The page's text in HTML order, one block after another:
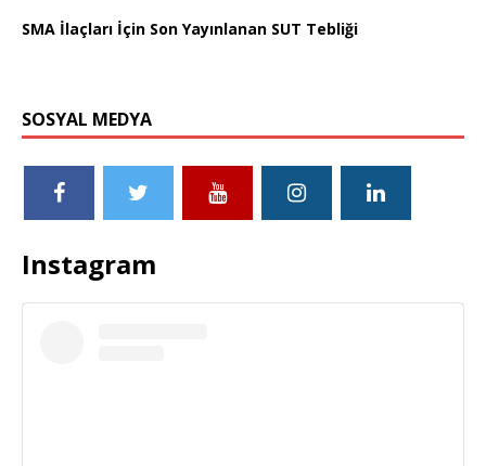
SMA İlaçları İçin Son Yayınlanan SUT Tebliği
SOSYAL MEDYA
Instagram